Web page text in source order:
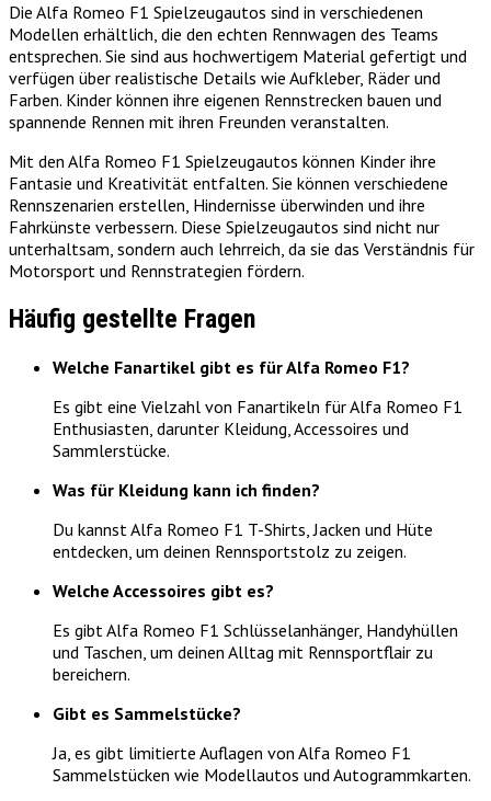
Die Alfa Romeo F1 Spielzeugautos sind in verschiedenen
Modellen erhältlich, die den echten Rennwagen des Teams
entsprechen. Sie sind aus hochwertigem Material gefertigt und
verfügen über realistische Details wie Aufkleber, Räder und
Farben. Kinder können ihre eigenen Rennstrecken bauen und
spannende Rennen mit ihren Freunden veranstalten.
Mit den Alfa Romeo F1 Spielzeugautos können Kinder ihre
Fantasie und Kreativität entfalten. Sie können verschiedene
Rennszenarien erstellen, Hindernisse überwinden und ihre
Fahrkünste verbessern. Diese Spielzeugautos sind nicht nur
unterhaltsam, sondern auch lehrreich, da sie das Verständnis für
Motorsport und Rennstrategien fördern.
Häufig gestellte Fragen
Welche Fanartikel gibt es für Alfa Romeo F1?
Es gibt eine Vielzahl von Fanartikeln für Alfa Romeo F1
Enthusiasten, darunter Kleidung, Accessoires und
Sammlerstücke.
Was für Kleidung kann ich finden?
Du kannst Alfa Romeo F1 T-Shirts, Jacken und Hüte
entdecken, um deinen Rennsportstolz zu zeigen.
Welche Accessoires gibt es?
Es gibt Alfa Romeo F1 Schlüsselanhänger, Handyhüllen
und Taschen, um deinen Alltag mit Rennsportflair zu
bereichern.
Gibt es Sammelstücke?
Ja, es gibt limitierte Auflagen von Alfa Romeo F1
Sammelstücken wie Modellautos und Autogrammkarten.